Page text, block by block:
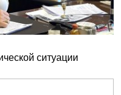
ситуации